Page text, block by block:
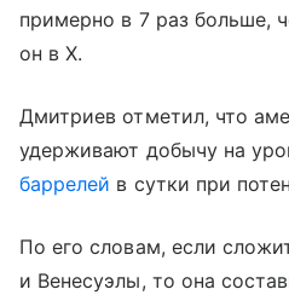
примерно в 7 раз больше,
он в X.
Дмитриев отметил, что
удерживают добычу на
баррелей в сутки при
По его словам, если
и Венесуэлы, то она